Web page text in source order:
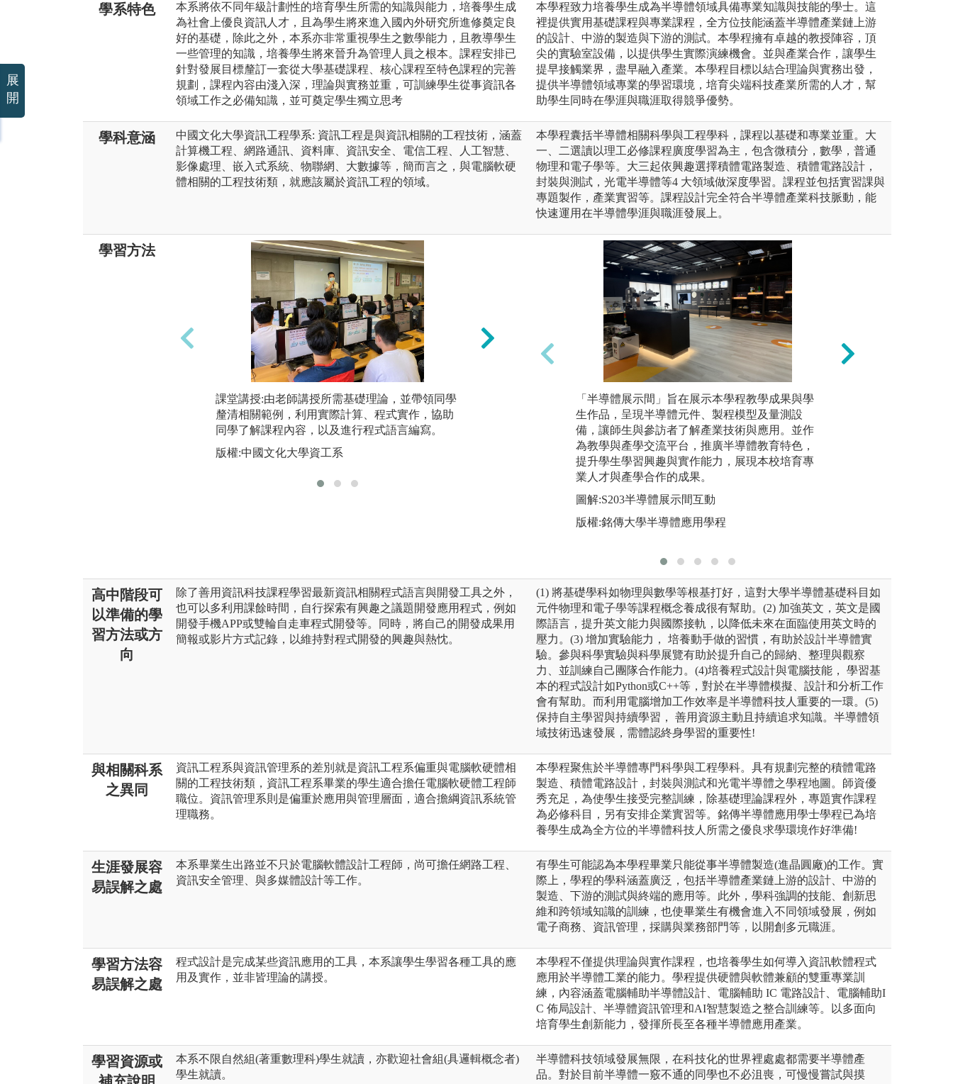
學系特色
本系將依不同年級計劃性的培育學生所需的知識與能力，培養學生成
為社會上優良資訊人才，且為學生將來進入國內外研究所進修奠定良
好的基礎，除此之外，本系亦非常重視學生之數學能力，且教導學生
一些管理的知識，培養學生將來晉升為管理人員之根本。課程安排已
針對發展目標釐訂一套從大學基礎課程、核心課程至特色課程的完善
規劃，課程內容由淺入深，理論與實務並重，可訓練學生從事資訊各
領域工作之必備知識，並可奠定學生獨立思考
本學程致力培養學生成為半導體領域具備專業知識與技能的學士。這
裡提供實用基礎課程與專業課程，全方位技能涵蓋半導體產業鏈上游
的設計、中游的製造與下游的測試。本學程擁有卓越的教授陣容，頂
尖的實驗室設備，以提供學生實際演練機會。並與產業合作，讓學生
提早接觸業界，盡早融入產業。本學程目標以結合理論與實務出發，
提供半導體領域專業的學習環境，培育尖端科技產業所需的人才，幫
助學生同時在學涯與職涯取得競爭優勢。
學科意涵
中國文化大學資訊工程學系: 資訊工程是與資訊相關的工程技術，涵蓋
計算機工程、網路通訊、資料庫、資訊安全、電信工程、人工智慧、
影像處理、嵌入式系統、物聯網、大數據等，簡而言之，與電腦軟硬
體相關的工程技術類，就應該屬於資訊工程的領域。
本學程囊括半導體相關科學與工程學科，課程以基礎和專業並重。大
一、二選讀以理工必修課程廣度學習為主，包含微積分，數學，普通
物理和電子學等。大三起依興趣選擇積體電路製造、積體電路設計，
封裝與測試，光電半導體等4 大領域做深度學習。課程並包括實習課與
專題製作，產業實習等。課程設計完全符合半導體產業科技脈動，能
快速運用在半導體學涯與職涯發展上。
學習方法
課堂講授:由老師講授所需基礎理論，並帶領同學
釐清相關範例，利用實際計算、程式實作，協助
同學了解課程內容，以及進行程式語言編寫。
版權:中國文化大學資工系
團隊學習:課程設計讓同學有分組合作的機會，進
而學習與人合作的模式。
圖解:專題成果發表
版權:中國文化大學資工系
「半導體展示間」旨在展示本學程教學成果與學
生作品，呈現半導體元件、製程模型及量測設
備，讓師生與參訪者了解產業技術與應用。並作
為教學與產學交流平台，推廣半導體教育特色，
提升學生學習興趣與實作能力，展現本校培育專
業人才與產學合作的成果。
圖解:S203半導體展示間互動
版權:銘傳大學半導體應用學程
高中階段可
以準備的學
習方法或方
向
除了善用資訊科技課程學習最新資訊相關程式語言與開發工具之外，
也可以多利用課餘時間，自行探索有興趣之議題開發應用程式，例如
開發手機APP或雙輪自走車程式開發等。同時，將自己的開發成果用
簡報或影片方式記錄，以維持對程式開發的興趣與熱忱。
(1) 將基礎學科如物理與數學等根基打好，這對大學半導體基礎科目如
元件物理和電子學等課程概念養成很有幫助。(2) 加強英文，英文是國
際語言，提升英文能力與國際接軌，以降低未來在面臨使用英文時的
壓力。(3) 增加實驗能力， 培養動手做的習慣，有助於設計半導體實
驗。參與科學實驗與科學展覽有助於提升自己的歸納、整理與觀察
力、並訓練自己團隊合作能力。(4)培養程式設計與電腦技能， 學習基
本的程式設計如Python或C++等，對於在半導體模擬、設計和分析工作
會有幫助。而利用電腦增加工作效率是半導體科技人重要的一環。(5)
保持自主學習與持續學習， 善用資源主動且持續追求知識。半導體領
域技術迅速發展，需體認終身學習的重要性!
與相關科系
之異同
資訊工程系與資訊管理系的差別就是資訊工程系偏重與電腦軟硬體相
關的工程技術類，資訊工程系畢業的學生適合擔任電腦軟硬體工程師
職位。資訊管理系則是偏重於應用與管理層面，適合擔綱資訊系統管
理職務。
本學程聚焦於半導體專門科學與工程學科。具有規劃完整的積體電路
製造、積體電路設計，封裝與測試和光電半導體之學程地圖。師資優
秀充足，為使學生接受完整訓練，除基礎理論課程外，專題實作課程
為必修科目，另有安排企業實習等。銘傳半導體應用學士學程已為培
養學生成為全方位的半導體科技人所需之優良求學環境作好準備!
生涯發展容
易誤解之處
本系畢業生出路並不只於電腦軟體設計工程師，尚可擔任網路工程、
資訊安全管理、與多媒體設計等工作。
有學生可能認為本學程畢業只能從事半導體製造(進晶圓廠)的工作。實
際上，學程的學科涵蓋廣泛，包括半導體產業鏈上游的設計、中游的
製造、下游的測試與終端的應用等。此外，學科強調的技能、創新思
維和跨領域知識的訓練，也使畢業生有機會進入不同領域發展，例如
電子商務、資訊管理，採購與業務部門等，以開創多元職涯。
學習方法容
易誤解之處
程式設計是完成某些資訊應用的工具，本系讓學生學習各種工具的應
用及實作，並非皆理論的講授。
本學程不僅提供理論與實作課程，也培養學生如何導入資訊軟體程式
應用於半導體工業的能力。學程提供硬體與軟體兼顧的雙重專業訓
練，內容涵蓋電腦輔助半導體設計、電腦輔助 IC 電路設計、電腦輔助I
C 佈局設計、半導體資訊管理和AI智慧製造之整合訓練等。以多面向
培育學生創新能力，發揮所長至各種半導體應用產業。
學習資源或
本系不限自然組(著重數理科)學生就讀，亦歡迎社會組(具邏輯概念者)
學生就讀。
半導體科技領域發展無限，在科技化的世界裡處處都需要半導體產
品。對於目前半導體一竅不通的同學也不必沮喪，可慢慢嘗試與摸
展
開